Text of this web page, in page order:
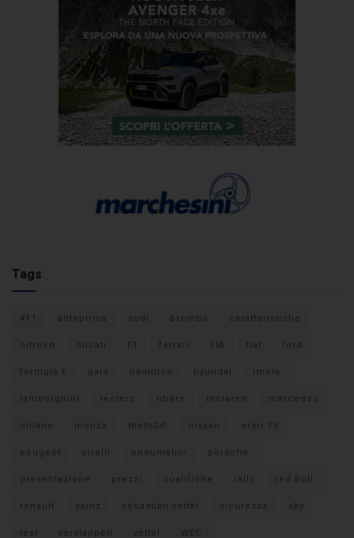
Tags
#F1 anteprima audi brembo caratteristiche
citroen ducati F1 ferrari FIA fiat ford
formula E gara hamilton hyundai imola
lamborghini leclerc libere mclaren mercedes
milano monza motoGP nissan orari TV
peugeot pirelli pneumatici porsche
presentazione prezzi qualifiche rally red bull
renault sainz sebastian vettel sicurezza sky
test verstappen vettel WEC